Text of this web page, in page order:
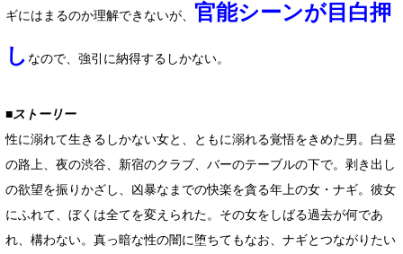
ギにはまるのか理解できないが、 官能シーンが目白押
し なので、強引に納得するしかない。
■ストーリー
性に溺れて生きるしかない女と、ともに溺れる覚悟をきめた男。白昼
の路上、夜の渋谷、新宿のクラブ、バーのテーブルの下で。剥き出し
の欲望を振りかざし、凶暴なまでの快楽を貪る年上の女・ナギ。彼女
にふれて、ぼくは全てを変えられた。その女をしばる過去が何であ
れ、構わない。真っ暗な性の闇に堕ちてもなお、ナギとつながりたい